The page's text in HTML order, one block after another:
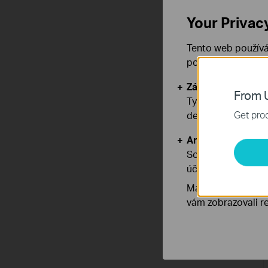
From
Get
Your
Tento web
používáním
Základní cookies
Tyto cookies jsou
deaktivovat.
Analytické a
Soubory cookie
účelem zlepšení
Marketingové
vám zobrazovali